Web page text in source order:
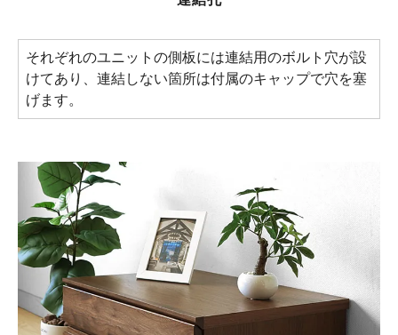
それぞれのユニットの側板には連結用のボルト穴が設
けてあり、連結しない箇所は付属のキャップで穴を塞
げます。